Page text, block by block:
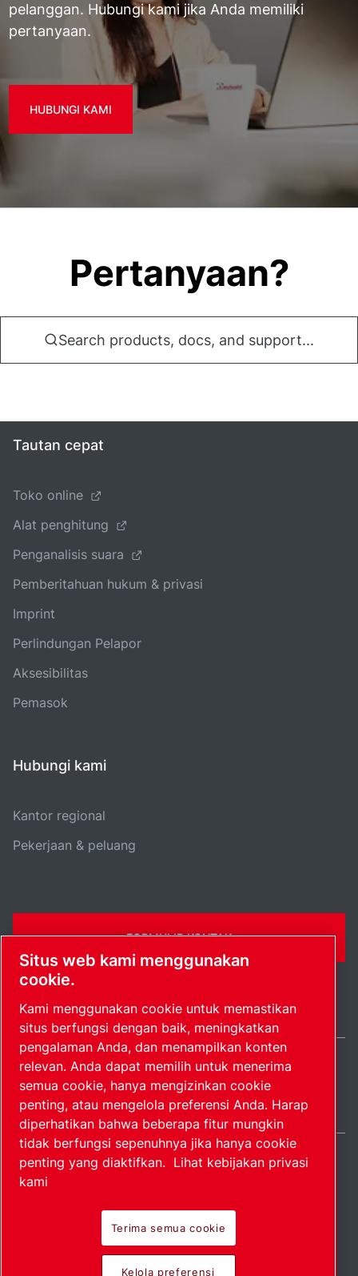
pelanggan. Hubungi kami jika Anda memiliki
pertanyaan.
HUBUNGI KAMI
Pertanyaan?
Search products, docs, and support...
Tautan cepat
Toko online
Alat penghitung
Penganalisis suara
Pemberitahuan hukum & privasi
Imprint
Perlindungan Pelapor
Aksesibilitas
Pemasok
Hubungi kami
Kantor regional
Pekerjaan & peluang
FORMULIR KONTAK
Peta situsKelola preferensi© 2026 Hak Cipta.
Indonesia / IN
Produk perintis.
Diterapkan dengan
Situs web kami menggunakan
cookie.
Kami menggunakan cookie untuk memastikan
situs berfungsi dengan baik, meningkatkan
pengalaman Anda, dan menampilkan konten
relevan. Anda dapat memilih untuk menerima
semua cookie, hanya mengizinkan cookie
penting, atau mengelola preferensi Anda. Harap
diperhatikan bahwa beberapa fitur mungkin
tidak berfungsi sepenuhnya jika hanya cookie
penting yang diaktifkan. Lihat kebijakan privasi
kami
Terima semua cookie
Kelola preferensi